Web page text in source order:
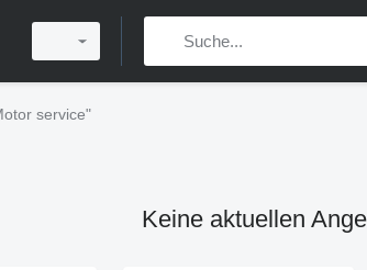
service"
Keine aktuellen